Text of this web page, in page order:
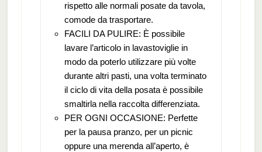
rispetto alle normali posate da tavola,
comode da trasportare.
FACILI DA PULIRE: È possibile
lavare l’articolo in lavastoviglie in
modo da poterlo utilizzare più volte
durante altri pasti, una volta terminato
il ciclo di vita della posata è possibile
smaltirla nella raccolta differenziata.
PER OGNI OCCASIONE: Perfette
per la pausa pranzo, per un picnic
oppure una merenda all’aperto, è